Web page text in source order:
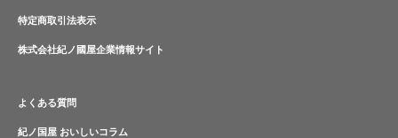
特定商取引法表示
株式会社紀ノ國屋企業情報サイト
よくある質問
紀ノ国屋 おいしいコラム